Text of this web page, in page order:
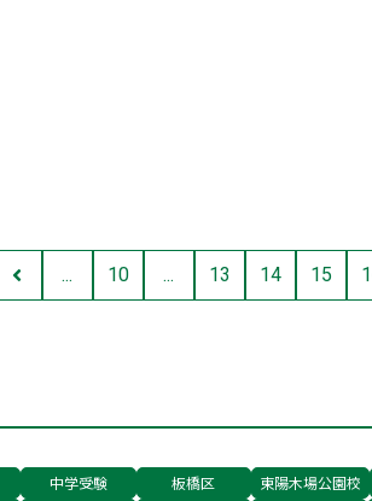
... 10 ... 13 14 15
中学受験 板橋区 東陽木場公園校